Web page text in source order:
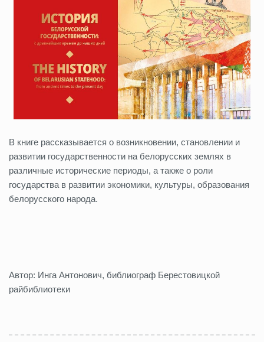
В книге рассказывается о возникновении, становлении и
развитии государственности на белорусских землях в
различные исторические периоды, а также о роли
государства в развитии экономики, культуры, образования
белорусского народа.
Автор: Инга Антонович, библиограф Берестовицкой
райбиблиотеки